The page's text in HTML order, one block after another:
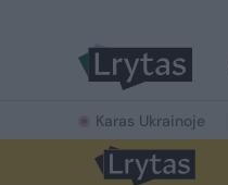
Karas Ukrainoje